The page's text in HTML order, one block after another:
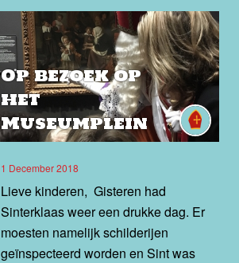
Op bezoek op
het
Museumplein
1 December 2018
Lieve kinderen, Gisteren had
Sinterklaas weer een drukke dag. Er
moesten namelijk schilderijen
geïnspecteerd worden en Sint was